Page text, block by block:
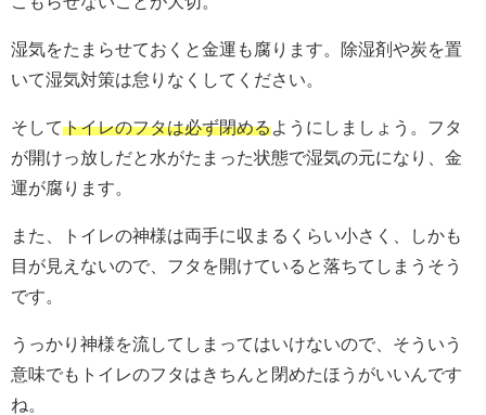
湿気をたまらせておくと金運も腐ります。除湿剤や炭を置
いて湿気対策は怠りなくしてください。
そしてトイレのフタは必ず閉める ようにしましょう。フタ
が開けっ放しだと水がたまった状態で湿気の元になり、金
運が腐ります。
また、トイレの神様は両手に収まるくらい小さく、しかも
目が見えないので、フタを開けていると落ちてしまうそう
です。
うっかり神様を流してしまってはいけないので、そういう
意味でもトイレのフタはきちんと閉めたほうがいいんです
ね。